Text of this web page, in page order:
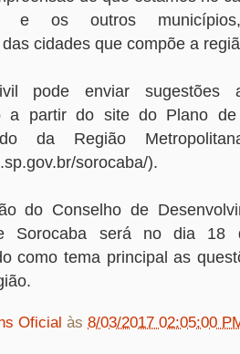
e os outros
cidades que compõe a
pode enviar sugestões
a partir do site do Plano de
da Região
sorocaba/).
do Conselho de
Sorocaba será no dia 18
como tema principal as
Oficial às 8/03/2017 02:05:00